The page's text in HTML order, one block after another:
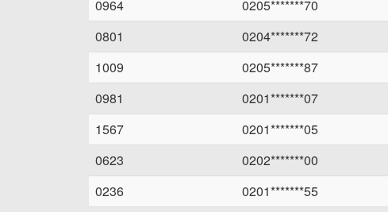
0964
0205*******70
0801
0204*******72
1009
0205*******87
0981
0201*******07
1567
0201*******05
0623
0202*******00
0236
0201*******55